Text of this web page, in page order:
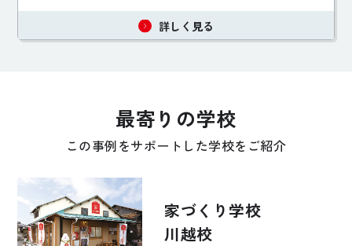
詳しく見る
最寄りの学校
この事例をサポートした学校をご紹介
家づくり学校
川越校